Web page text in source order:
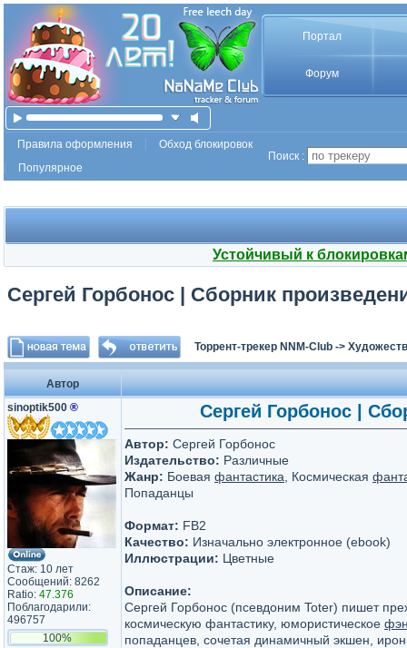
Портал
Форум
Правила оформления
Обход блокировок
Популярное
Поиск :
Устойчивый к
Сергей Горбонос | Сборник
Торрент-трекер NNM-Club ->
Автор
sinoptik500 ®
Стаж: 10 лет
Сообщений: 8262
Ratio: 47.376
Поблагодарили:
496757
100%
Сергей Горбонос |
Автор: Сергей Горбонос
Издательство: Различные
Жанр: Боевая фантастика , Космическая
Попаданцы
Формат: FB2
Качество: Изначально электронное (ebook)
Иллюстрации: Цветные
Описание:
Сергей Горбонос (псевдоним Toter) пишет
космическую фантастику, юмористическое
попаданцев, сочетая динамичный экшен,